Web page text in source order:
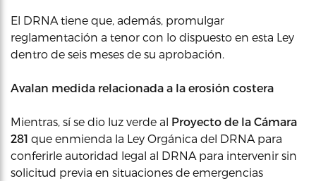
El DRNA tiene que, además, promulgar
reglamentación a tenor con lo dispuesto en esta Ley
dentro de seis meses de su aprobación.
Avalan medida relacionada a la erosión costera
Mientras, sí se dio luz verde al Proyecto de la Cámara
281 que enmienda la Ley Orgánica del DRNA para
conferirle autoridad legal al DRNA para intervenir sin
solicitud previa en situaciones de emergencias